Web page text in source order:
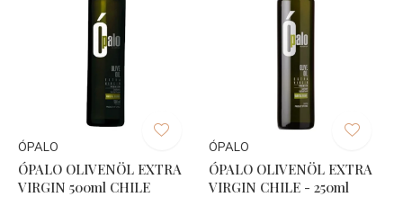
ÓPALO
ÓPALO OLIVENÖL EXTRA
VIRGIN 500ml CHILE
ÓPALO
ÓPALO OLIVENÖL EXTRA
VIRGIN CHILE - 250ml